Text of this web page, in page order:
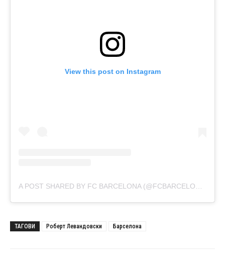
View this post on Instagram
A POST SHARED BY FC BARCELONA (@FCBARCELONA)
ТАГОВИ Роберт Левандовски Барселона